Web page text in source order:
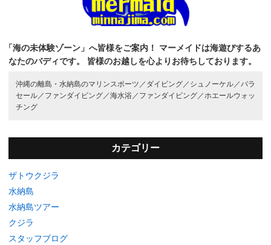
「海の未体験ゾーン」へ皆様をご案内！
マーメイドは海遊びするあ
なたのバディです。
皆様のお越しを心よりお待ちしております。
沖縄の離島・水納島のマリンスポーツ／ ダイビング／ シュノーケル／パラ
セール／ ファンダイビング／海水浴／ ファンダイビング／ホエールウォッ
チング
カテゴリー
ザトウクジラ
水納島
水納島ツアー
クジラ
スタッフブログ